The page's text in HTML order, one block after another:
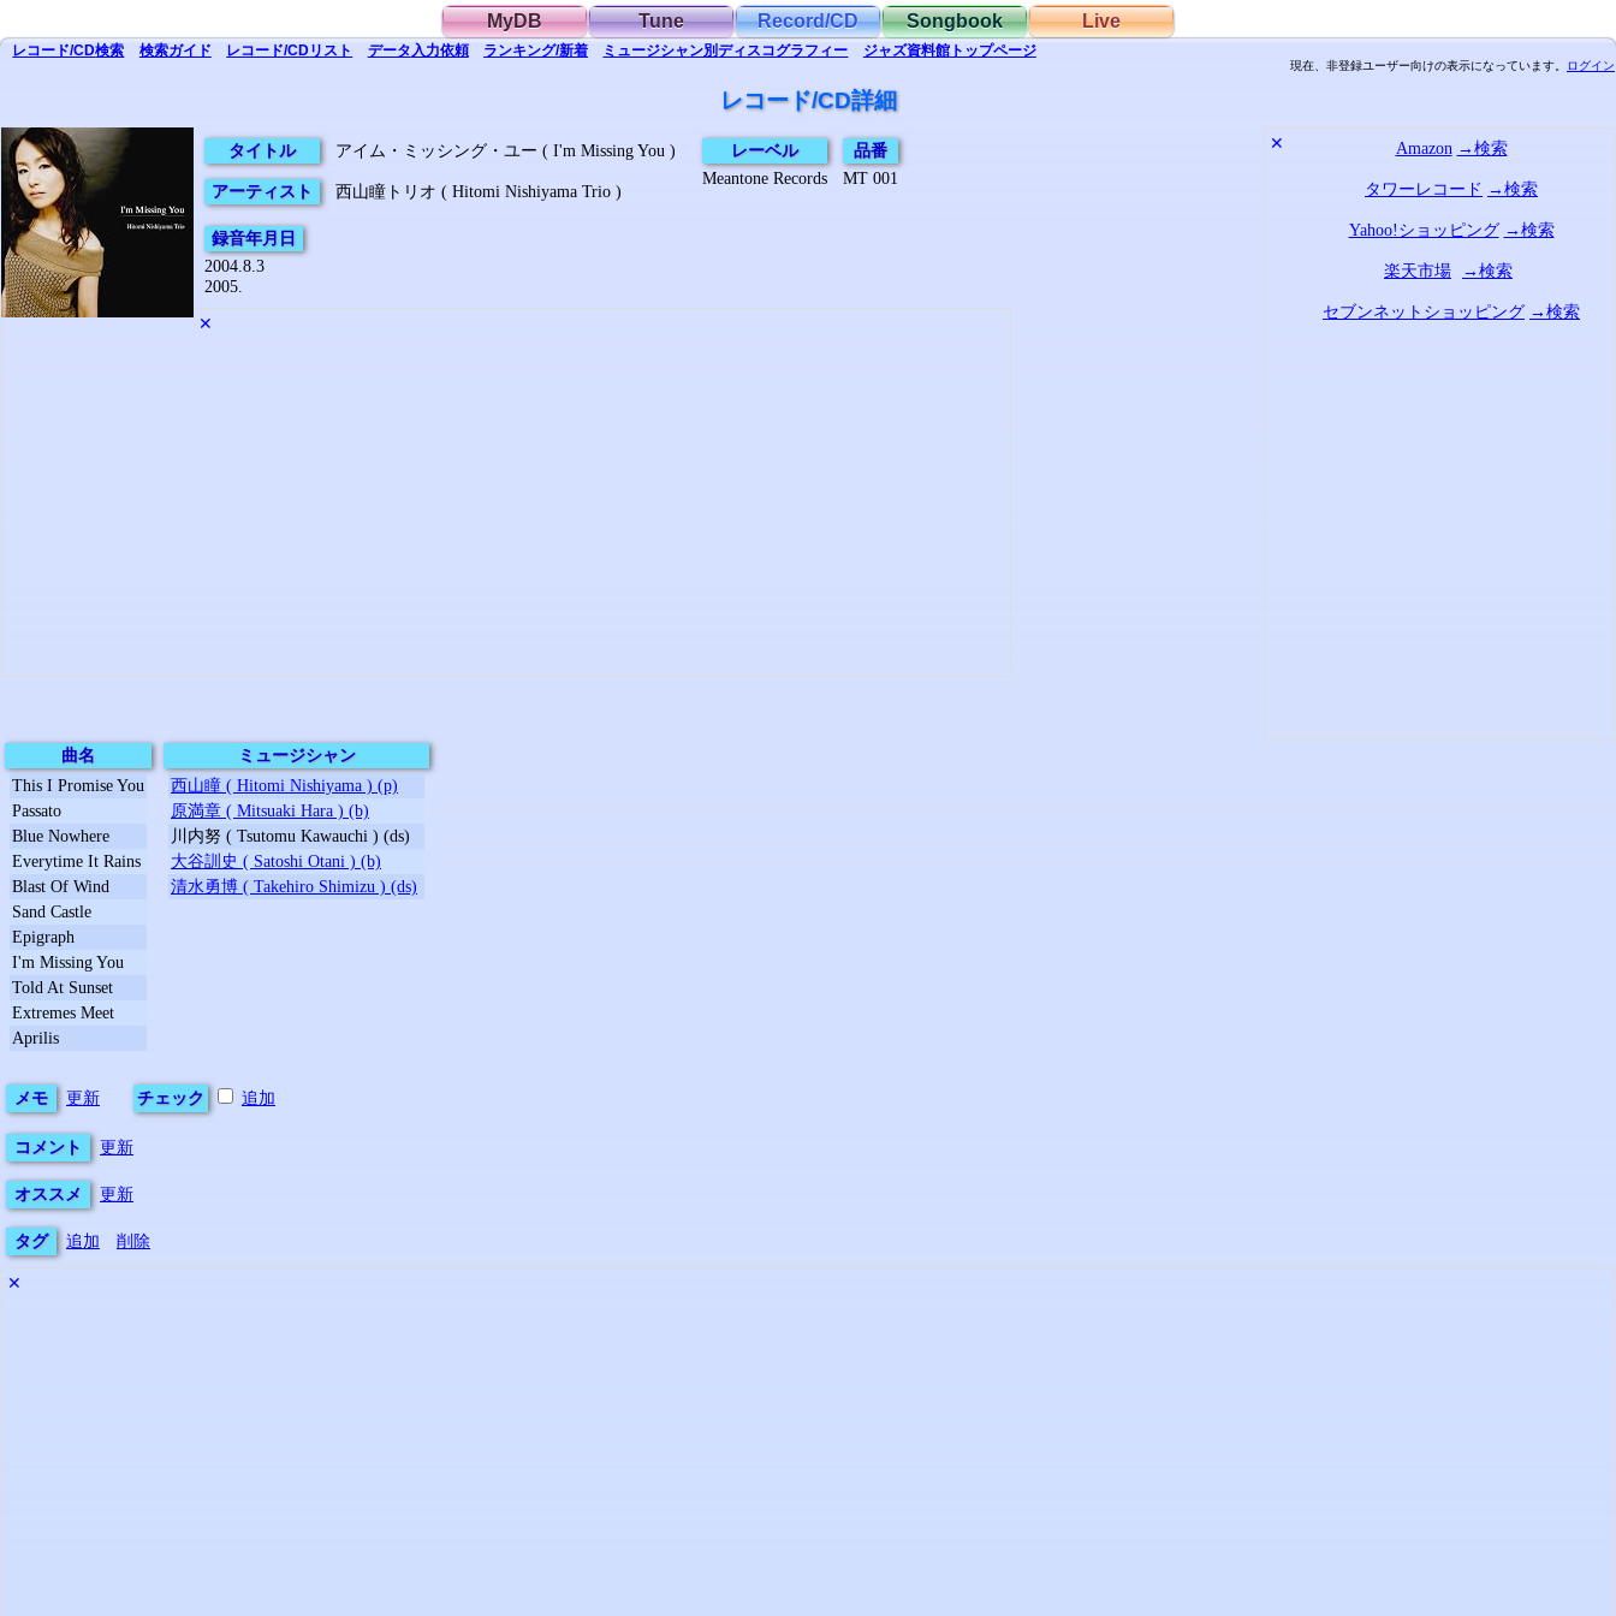
MyDB Tune Record/CD Songbook Live
レコード/CD検索 検索ガイド レコード/CDリスト データ入力依頼 ランキング/新着 ミュージシャン別ディスコグラフィー ジャズ資料館トップページ
現在、非登録ユーザー向けの表示になっています。 ログイン
レコード/CD詳細
タイトル アイム・ミッシング・ユー ( I'm Missing You )
アーティスト 西山瞳トリオ ( Hitomi Nishiyama Trio )
レーベル
Meantone Records
品番
MT 001
録音年月日
2004.8.3
2005.
✕
✕ Amazon →検索
タワーレコード →検索
Yahoo!ショッピング →検索
楽天市場 →検索
セブンネットショッピング →検索
曲名
This I Promise You
Passato
Blue Nowhere
Everytime It Rains
Blast Of Wind
Sand Castle
Epigraph
I'm Missing You
Told At Sunset
Extremes Meet
Aprilis
ミュージシャン
西山瞳 ( Hitomi Nishiyama ) (p)
原満章 ( Mitsuaki Hara ) (b)
川内努 ( Tsutomu Kawauchi ) (ds)
大谷訓史 ( Satoshi Otani ) (b)
清水勇博 ( Takehiro Shimizu ) (ds)
メモ 更新 チェック 追加
コメント 更新
オススメ 更新
タグ 追加 削除
✕